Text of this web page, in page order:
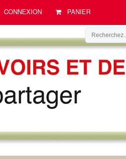
PANIER